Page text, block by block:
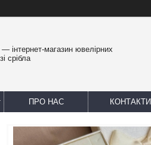
— інтернет-магазин ювелірних
срібла
ПРО НАС КОНТАКТИ